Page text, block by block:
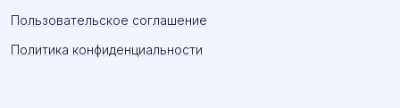
Пользовательское соглашение
Политика конфиденциальности